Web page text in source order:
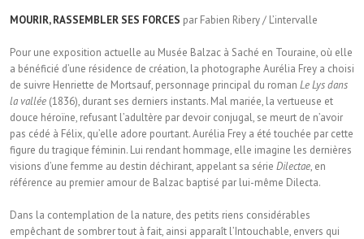
MOURIR, RASSEMBLER SES FORCES par Fabien Ribery / L’intervalle
Pour une exposition actuelle au Musée Balzac à Saché en Touraine, où elle
a bénéficié d’une résidence de création, la photographe Aurélia Frey a choisi
de suivre Henriette de Mortsauf, personnage principal du roman Le Lys dans
la vallée (1836), durant ses derniers instants. Mal mariée, la vertueuse et
douce héroïne, refusant l’adultère par devoir conjugal, se meurt de n’avoir
pas cédé à Félix, qu’elle adore pourtant. Aurélia Frey a été touchée par cette
figure du tragique féminin. Lui rendant hommage, elle imagine les dernières
visions d’une femme au destin déchirant, appelant sa série Dilectae, en
référence au premier amour de Balzac baptisé par lui-même Dilecta.
Dans la contemplation de la nature, des petits riens considérables
empêchant de sombrer tout à fait, ainsi apparaît l’Intouchable, envers qui